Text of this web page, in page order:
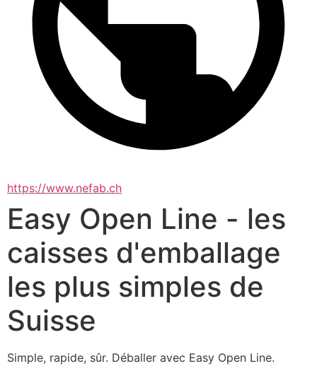
https://www.nefab.ch
Easy Open Line - les
caisses d'emballage
les plus simples de
Suisse
Simple, rapide, sûr. Déballer avec Easy Open Line.